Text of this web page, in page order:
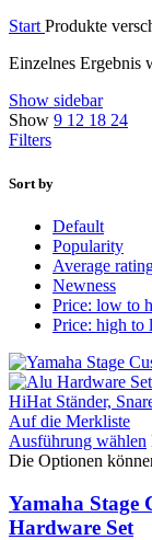
StartProdukte
Einzelnes Ergebnis
Show sidebar
Show 9 12 18 24
Filters
Sort by
Default
Popularity
Average
Newness
Price: low to
Price: high to
Auf die Merkliste
Ausführung wählen
Die Optionen
Yamaha Stage
Hardware Set